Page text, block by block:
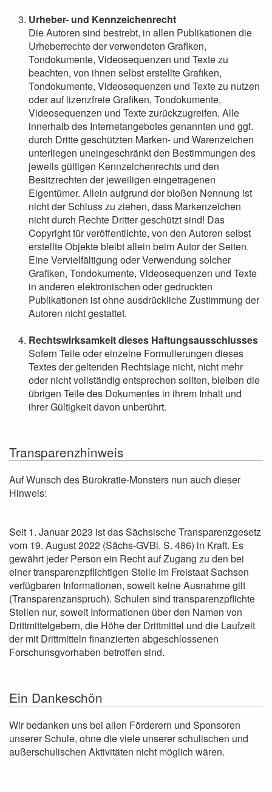
Urheber- und Kennzeichenrecht
Die Autoren sind bestrebt, in allen Publikationen die
Urheberrechte der verwendeten Grafiken,
Tondokumente, Videosequenzen und Texte zu
beachten, von ihnen selbst erstellte Grafiken,
Tondokumente, Videosequenzen und Texte zu nutzen
oder auf lizenzfreie Grafiken, Tondokumente,
Videosequenzen und Texte zurückzugreifen. Alle
innerhalb des Internetangebotes genannten und ggf.
durch Dritte geschützten Marken- und Warenzeichen
unterliegen uneingeschränkt den Bestimmungen des
jeweils gültigen Kennzeichenrechts und den
Besitzrechten der jeweiligen eingetragenen
Eigentümer. Allein aufgrund der bloßen Nennung ist
nicht der Schluss zu ziehen, dass Markenzeichen
nicht durch Rechte Dritter geschützt sind! Das
Copyright für veröffentlichte, von den Autoren selbst
erstellte Objekte bleibt allein beim Autor der Seiten.
Eine Vervielfältigung oder Verwendung solcher
Grafiken, Tondokumente, Videosequenzen und Texte
in anderen elektronischen oder gedruckten
Publikationen ist ohne ausdrückliche Zustimmung der
Autoren nicht gestattet.
Rechtswirksamkeit dieses Haftungsausschlusses
Sofern Teile oder einzelne Formulierungen dieses
Textes der geltenden Rechtslage nicht, nicht mehr
oder nicht vollständig entsprechen sollten, bleiben die
übrigen Teile des Dokumentes in ihrem Inhalt und
ihrer Gültigkeit davon unberührt.
Transparenzhinweis
Auf Wunsch des Bürokratie-Monsters nun auch dieser
Hinweis:
Seit 1. Januar 2023 ist das Sächsische Transparenzgesetz
vom 19. August 2022 (Sächs-GVBl. S. 486) in Kraft. Es
gewährt jeder Person ein Recht auf Zugang zu den bei
einer transparenzpflichtigen Stelle im Freistaat Sachsen
verfügbaren Informationen, soweit keine Ausnahme gilt
(Transparenzanspruch). Schulen sind transparenzpflichte
Stellen nur, soweit Informationen über den Namen von
Drittmittelgebern, die Höhe der Drittmittel und die Laufzeit
der mit Drittmitteln finanzierten abgeschlossenen
Forschunsgvorhaben betroffen sind.
Ein Dankeschön
Wir bedanken uns bei allen Förderern und Sponsoren
unserer Schule, ohne die viele unserer schulischen und
außerschulischen Aktivitäten nicht möglich wären.